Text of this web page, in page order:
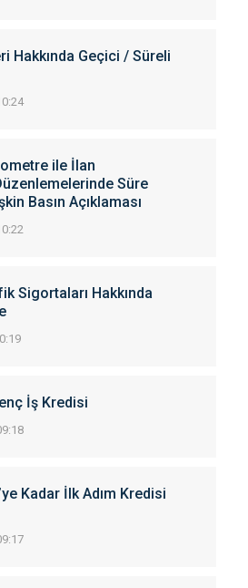
Hakkında Geçici / Süreli
ile İlan
Süre
Basın Açıklaması
Sigortaları Hakkında
İş Kredisi
Kadar İlk Adım Kredisi